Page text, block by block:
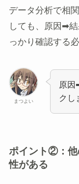
データ分析で相
しても、原因➡
っかり確認する
まつよい
原因
クし
ポイント②：他
性がある